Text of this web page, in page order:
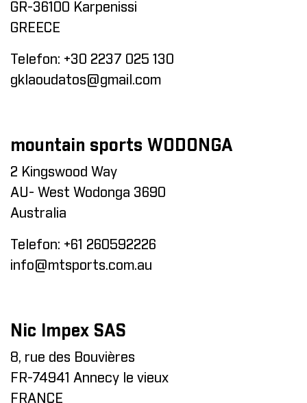
GR-36100 Karpenissi
GREECE
Telefon: +30 2237 025 130
gklaoudatos@gmail.com
mountain sports WODONGA
2 Kingswood Way
AU- West Wodonga 3690
Australia
Telefon: +61 260592226
info@mtsports.com.au
Nic Impex SAS
8, rue des Bouvières
FR-74941 Annecy le vieux
FRANCE